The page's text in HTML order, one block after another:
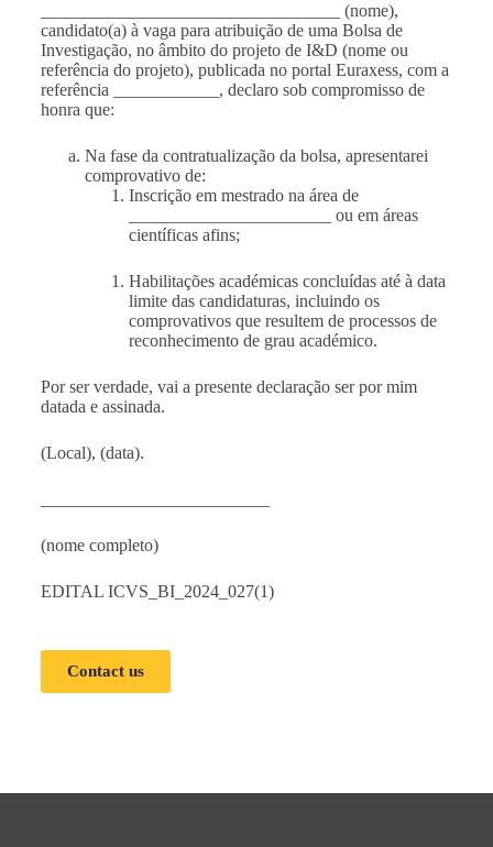
__________________________________ (nome),
candidato(a) à vaga para atribuição de uma Bolsa de
Investigação, no âmbito do projeto de I&D (nome ou
referência do projeto), publicada no portal Euraxess, com a
referência ____________, declaro sob compromisso de
honra que:
Na fase da contratualização da bolsa, apresentarei
comprovativo de:
Inscrição em mestrado na área de
_______________________ ou em áreas
científicas afins;
Habilitações académicas concluídas até à data
limite das candidaturas, incluindo os
comprovativos que resultem de processos de
reconhecimento de grau académico.
Por ser verdade, vai a presente declaração ser por mim
datada e assinada.
(Local), (data).
(nome completo)
EDITAL ICVS_BI_2024_027(1)
Contact us